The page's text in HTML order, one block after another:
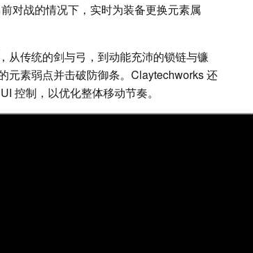
对战的情况下，实时为装备更换元素属
从传统的剑与弓，到动能充沛的锁链与镰
元素弱点并击破防御条。Claytechworks 还
控制，以优化整体移动节奏。